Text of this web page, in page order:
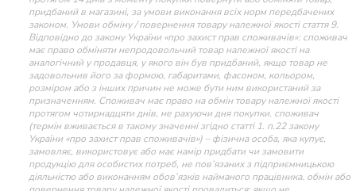
придбаний в магазині, за умови виконання всіх норм передбачених
законом. Умови обміну / повернення товару належної якості стаття 9.
Відповідно до закону України «про захист прав споживачів»: споживач
має право обміняти непродовольчий товар належної якості на
аналогічний у продавця, у якого він був придбаний, якщо товар не
задовольнив його за формою, габаритами, фасоном, кольором,
розміром або з інших причин не може бути ним використаний за
призначенням. Споживач має право на обмін товару належної якості
протягом чотирнадцяти днів, не рахуючи дня покупки. споживач
(термін вживається в такому значенні згідно статті 1. п.22 закону
України «про захист прав споживачів») – фізична особа, яка купує,
замовляє, використовує або має намір придбати чи замовити
продукцію для особистих потреб, не пов’язаних з підприємницькою
діяльністю або виконанням обов’язків найманого працівника. обмін або